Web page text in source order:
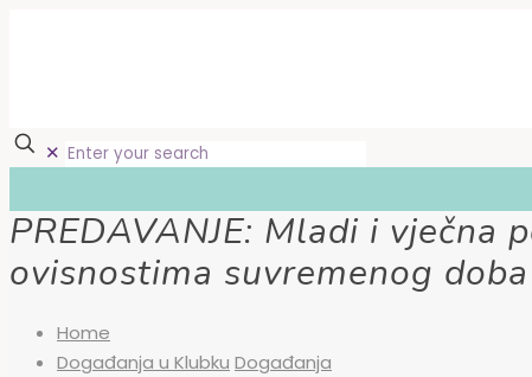
✕
PREDAVANJE: Mladi i vječna
ovisnostima suvremenog
Home
Događanja u Klubku Događanja